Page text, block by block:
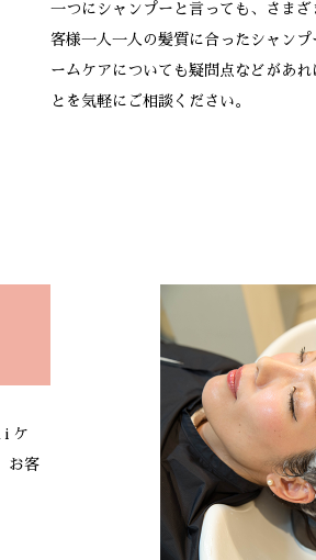
一つにシャンプーと言っても、さま
客様一人一人の髪質に合ったシャン
ームケアについても疑問点などがあ
とを気軽にご相談ください。
i ケ
お客